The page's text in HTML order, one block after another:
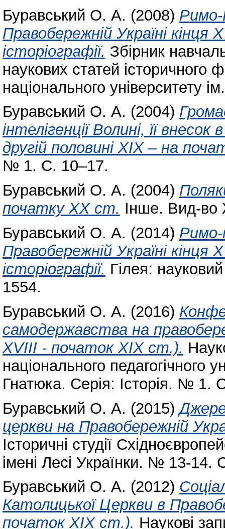
Буравський О. А. (2008) Римо-
Правобережній Україні кінця
історіографії. Збірник
наукових статей історичного
національного університету
Буравський О. А. (2004)
інтелігенції Волині, її
другій половині XIX – на
№ 1. С. 10–17.
Буравський О. А. (2004)
початку XX ст. Інше. Вид-
Буравський О. А. (2014) Римо-
Правобережній Україні
історіографії. Гілея:
1554.
Буравський О. А. (2016)
самодержавства на
XVIII - початок XIX ст.).
національного педагогічного
Гнатюка. Серія: Історія. № 1.
Буравський О. А. (2015)
церкви на Правобережній
Історичні студії
імені Лесі Українки. № 13-14.
Буравський О. А. (2012)
Католицької Церкви в
початок ХІХ ст.). Наукові